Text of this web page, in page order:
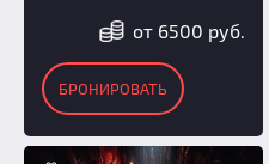
от 6500 руб.
БРОНИРОВАТЬ